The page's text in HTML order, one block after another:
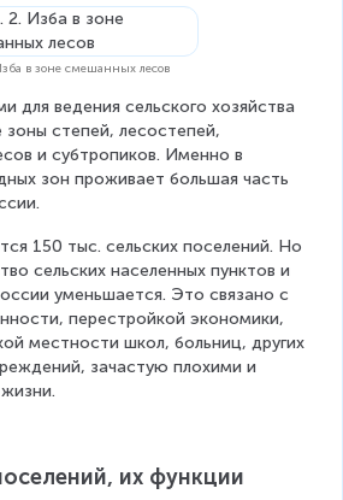
в зоне смешанных лесов
для ведения сельского хозяйства
степей, лесостепей,
и субтропиков. Именно в
зон проживает большая часть
150 тыс. сельских поселений. Но
сельских населенных пунктов и
уменьшается. Это связано с
перестройкой экономики,
местности школ, больниц, других
зачастую плохими и
их функции